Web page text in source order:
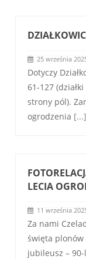
25 września
Dotyczy
61-127
strony pól).
ogrodzenia [...]
LECIA
11 września
Za nami
święta
jubileusz –